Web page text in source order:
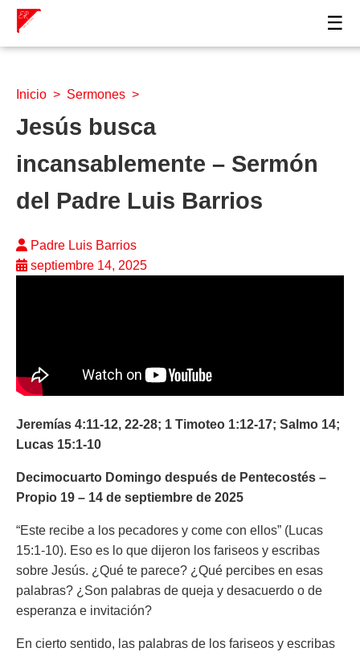
☰
Inicio > Sermones >
Jesús busca
incansablemente – Sermón
del Padre Luis Barrios
Padre Luis Barrios
septiembre 14, 2025
Jeremías 4:11-12, 22-28; 1 ​​Timoteo 1:12-17; Salmo 14;
Lucas 15:1-10
Decimocuarto Domingo después de Pentecostés –
Propio 19 – 14 de septiembre de 2025
“Este recibe a los pecadores y come con ellos” (Lucas
15:1-10). Eso es lo que dijeron los fariseos y escribas
sobre Jesús. ¿Qué te parece? ¿Qué percibes en esas
palabras? ¿Son palabras de queja y desacuerdo o de
esperanza e invitación?
En cierto sentido, las palabras de los fariseos y escribas